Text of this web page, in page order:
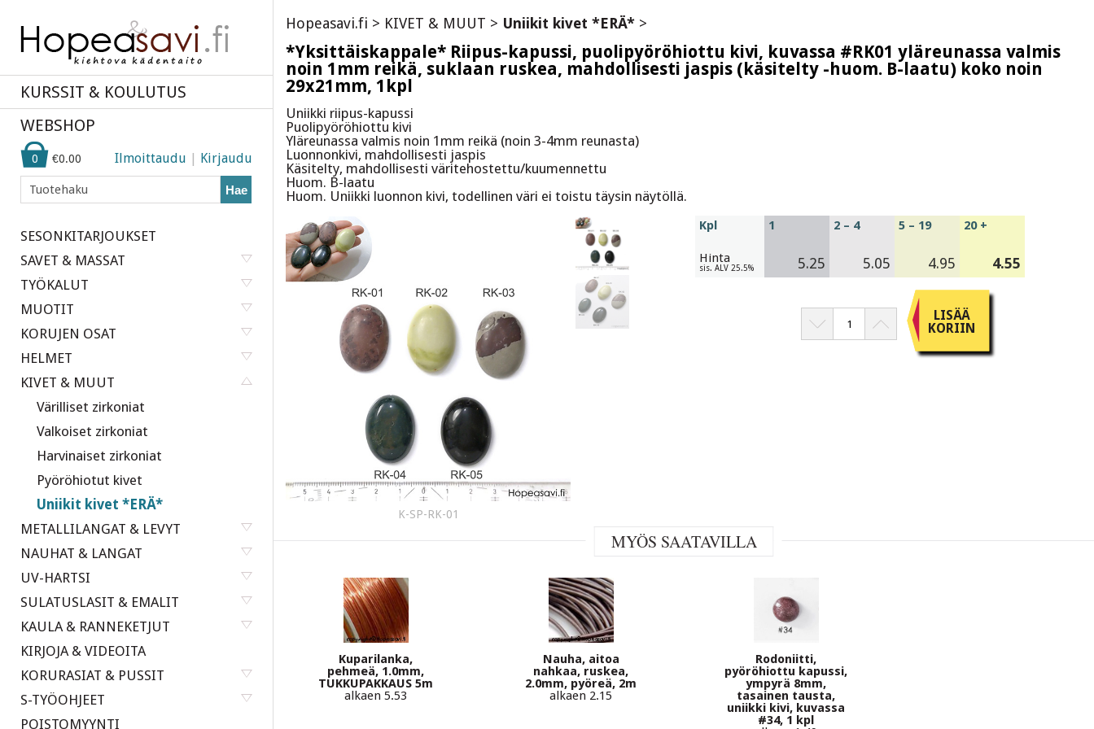
KURSSIT & KOULUTUS
WEBSHOP
Ilmoittaudu | Kirjaudu
0 €0.00
Hae
SESONKITARJOUKSET
SAVET & MASSAT
TYÖKALUT
MUOTIT
KORUJEN OSAT
HELMET
KIVET & MUUT
Värilliset zirkoniat
Valkoiset zirkoniat
Harvinaiset zirkoniat
Pyöröhiotut kivet
Uniikit kivet *ERÄ*
METALLILANGAT & LEVYT
NAUHAT & LANGAT
UV-HARTSI
SULATUSLASIT & EMALIT
KAULA & RANNEKETJUT
KIRJOJA & VIDEOITA
KORURASIAT & PUSSIT
S-TYÖOHJEET
POISTOMYYNTI
Hopeasavi.fi > KIVET & MUUT > Uniikit kivet *ERÄ* >
*Yksittäiskappale* Riipus-kapussi, puolipyöröhiottu kivi, kuvassa #RK01 yläreunassa valmis
noin 1mm reikä, suklaan ruskea, mahdollisesti jaspis (käsitelty -huom. B-laatu) koko noin
29x21mm, 1kpl
Uniikki riipus-kapussi
Puolipyöröhiottu kivi
Yläreunassa valmis noin 1mm reikä (noin 3-4mm reunasta)
Luonnonkivi, mahdollisesti jaspis
Käsitelty, mahdollisesti väritehostettu/kuumennettu
Huom. B-laatu
Huom. Uniikki luonnon kivi, todellinen väri ei toistu täysin näytöllä.
K-SP-RK-01
Kpl
Hinta
sis. ALV 25.5%
1
5.25
2 – 4
5.05
5 – 19
4.95
20 +
4.55
LISÄÄ
KORIIN
MYÖS SAATAVILLA
Kuparilanka,
pehmeä, 1.0mm,
TUKKUPAKKAUS 5m
alkaen 5.53
Nauha, aitoa
nahkaa, ruskea,
2.0mm, pyöreä, 2m
alkaen 2.15
Rodoniitti,
pyöröhiottu kapussi,
ympyrä 8mm,
tasainen tausta,
uniikki kivi, kuvassa
#34, 1 kpl